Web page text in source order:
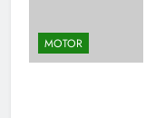
MOTOR